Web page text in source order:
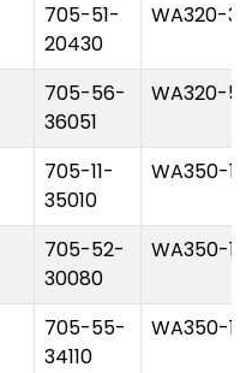
705-51-
20430
WA320-
705-56-
36051
WA320-5
705-11-
35010
WA350-
705-52-
30080
WA350-1
705-55-
34110
WA350-1